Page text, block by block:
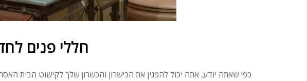
חללי פנים
כפי שאתה יודע, אתה יכול להפגין את הכישרון והכשרון שלך לקישוט הבית